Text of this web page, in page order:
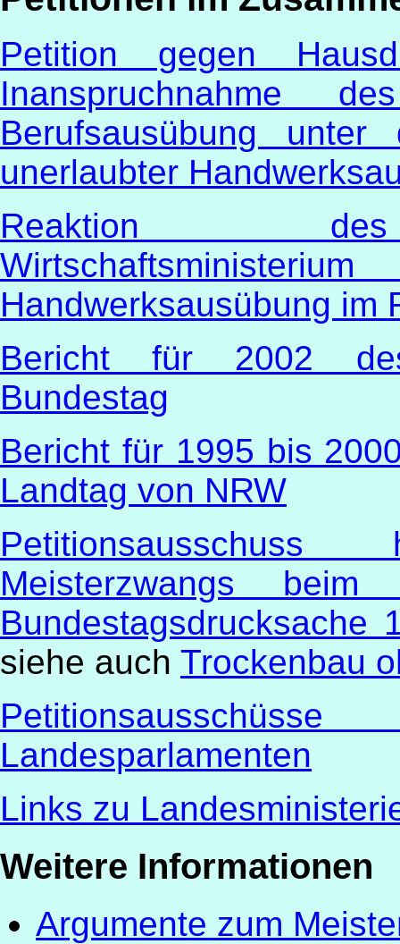
Petition gegen
Inanspruchnahme
Berufsausübung
unerlaubter
Reaktion des
Handwerksausübung im
Bericht für 2002
Bundestag
Bericht für 1995 bis
Landtag von NRW
Meisterzwangs
Bundestagsdrucksache
siehe auch Trockenbau
Landesparlamenten
Links zu
Weitere Informationen
Argumente zum